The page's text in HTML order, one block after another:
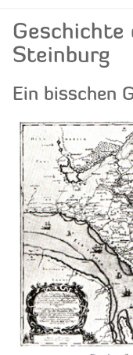
Geschichte
Steinburg
Ein bisschen